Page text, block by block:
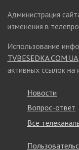
Администрация
изменения в
Использование
TVBESEDKA.COM.UA
активных ссылок на
Новости
Вопрос-ответ
Все